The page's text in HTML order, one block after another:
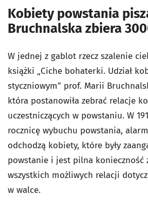
Kobiety powstania
Bruchnalska zbiera
W jednej z gablot rzecz szalenie
książki „Ciche bohaterki. Udział
styczniowym” prof. Marii
która postanowiła zebrać relacje
uczestniczących w powstaniu. W
rocznicę wybuchu powstania,
odchodzą kobiety, które były
powstanie i jest pilna konieczność
wszystkich możliwych relacji
w walce.